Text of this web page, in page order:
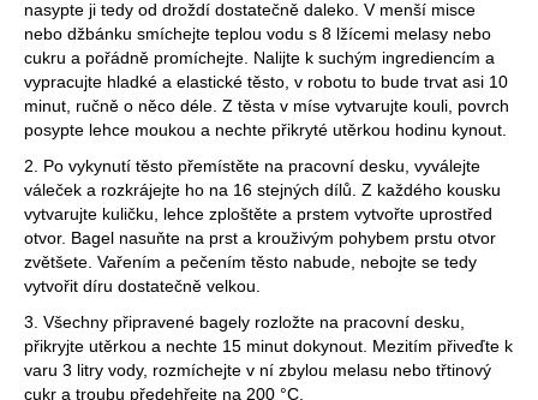
nasypte ji tedy od droždí dostatečně daleko. V menší misce
nebo džbánku smíchejte teplou vodu s 8 lžícemi melasy nebo
cukru a pořádně promíchejte. Nalijte k suchým ingrediencím a
vypracujte hladké a elastické těsto, v robotu to bude trvat asi 10
minut, ručně o něco déle. Z těsta v míse vytvarujte kouli, povrch
posypte lehce moukou a nechte přikryté utěrkou hodinu kynout.
2. Po vykynutí těsto přemístěte na pracovní desku, vyválejte
váleček a rozkrájejte ho na 16 stejných dílů. Z každého kousku
vytvarujte kuličku, lehce zploštěte a prstem vytvořte uprostřed
otvor. Bagel nasuňte na prst a krouživým pohybem prstu otvor
zvětšete. Vařením a pečením těsto nabude, nebojte se tedy
vytvořit díru dostatečně velkou.
3. Všechny připravené bagely rozložte na pracovní desku,
přikryjte utěrkou a nechte 15 minut dokynout. Mezitím přiveďte k
varu 3 litry vody, rozmíchejte v ní zbylou melasu nebo třtinový
cukr a troubu předehřejte na 200 °C.